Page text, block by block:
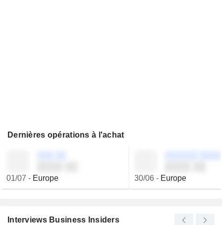
Dernières opérations à l'achat
01/07 - Europe 30/06- Europe
Interviews Business Insiders